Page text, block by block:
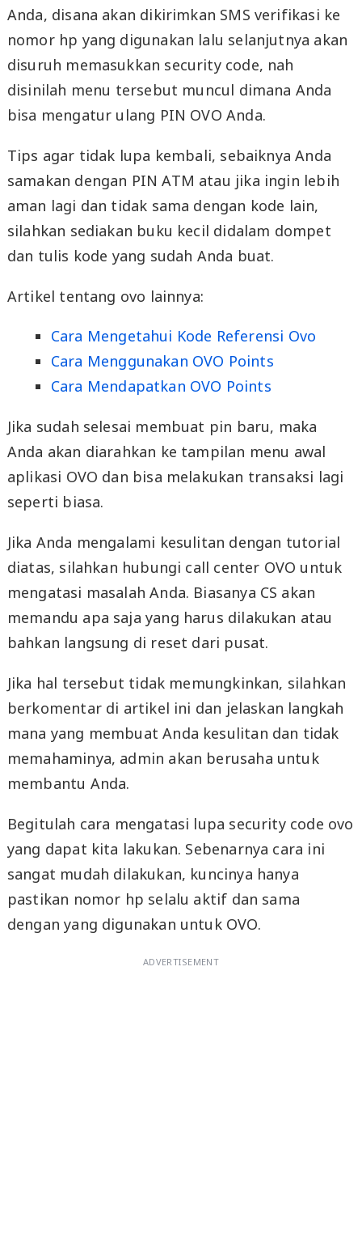
Anda, disana akan dikirimkan SMS verifikasi ke
nomor hp yang digunakan lalu selanjutnya akan
disuruh memasukkan security code, nah
disinilah menu tersebut muncul dimana Anda
bisa mengatur ulang PIN OVO Anda.
Tips agar tidak lupa kembali, sebaiknya Anda
samakan dengan PIN ATM atau jika ingin lebih
aman lagi dan tidak sama dengan kode lain,
silahkan sediakan buku kecil didalam dompet
dan tulis kode yang sudah Anda buat.
Artikel tentang ovo lainnya:
Cara Mengetahui Kode Referensi Ovo
Cara Menggunakan OVO Points
Cara Mendapatkan OVO Points
Jika sudah selesai membuat pin baru, maka
Anda akan diarahkan ke tampilan menu awal
aplikasi OVO dan bisa melakukan transaksi lagi
seperti biasa.
Jika Anda mengalami kesulitan dengan tutorial
diatas, silahkan hubungi call center OVO untuk
mengatasi masalah Anda. Biasanya CS akan
memandu apa saja yang harus dilakukan atau
bahkan langsung di reset dari pusat.
Jika hal tersebut tidak memungkinkan, silahkan
berkomentar di artikel ini dan jelaskan langkah
mana yang membuat Anda kesulitan dan tidak
memahaminya, admin akan berusaha untuk
membantu Anda.
Begitulah cara mengatasi lupa security code ovo
yang dapat kita lakukan. Sebenarnya cara ini
sangat mudah dilakukan, kuncinya hanya
pastikan nomor hp selalu aktif dan sama
dengan yang digunakan untuk OVO.
ADVERTISEMENT